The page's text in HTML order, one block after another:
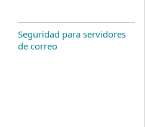
Seguridad para servidores
de correo